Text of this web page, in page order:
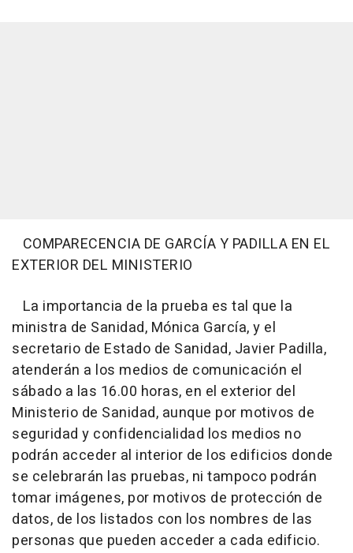
COMPARECENCIA DE GARCÍA Y PADILLA EN EL
EXTERIOR DEL MINISTERIO
La importancia de la prueba es tal que la
ministra de Sanidad, Mónica García, y el
secretario de Estado de Sanidad, Javier Padilla,
atenderán a los medios de comunicación el
sábado a las 16.00 horas, en el exterior del
Ministerio de Sanidad, aunque por motivos de
seguridad y confidencialidad los medios no
podrán acceder al interior de los edificios donde
se celebrarán las pruebas, ni tampoco podrán
tomar imágenes, por motivos de protección de
datos, de los listados con los nombres de las
personas que pueden acceder a cada edificio.